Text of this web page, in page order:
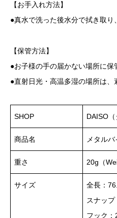
【お手入れ方法】
●真水で洗った後水分で拭き取り
【保管方法】
●お子様の手の届かない場所に保
●直射日光・高温多湿の場所は、
SHOP DAISO（
商品名 メタル
重さ 20g（
サイズ
全長：
スナッ
フック